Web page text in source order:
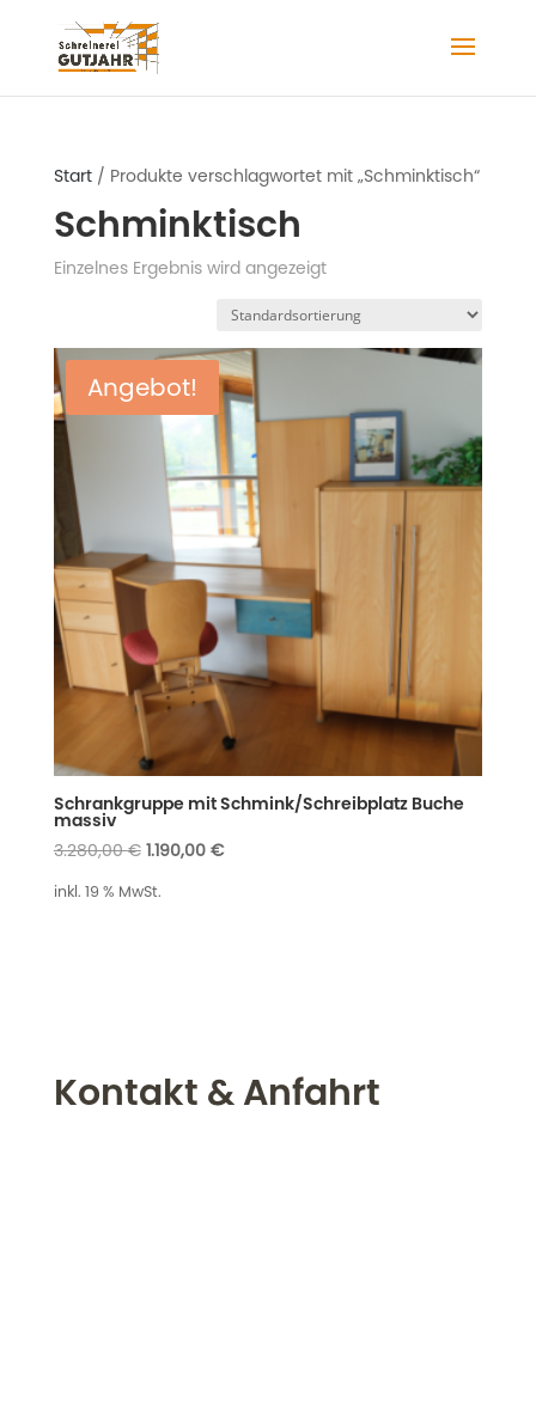
Start/ Produkte verschlagwortet mit „Schminktisch“
Schminktisch
Einzelnes Ergebnis wird angezeigt
Angebot!
Schrankgruppe mit Schmink/Schreibplatz Buche
massiv
3.280,00€ Ursprünglicher
war:
1.190,00 €Aktueller
inkl. 19 % MwSt.
Kontakt & Anfahrt